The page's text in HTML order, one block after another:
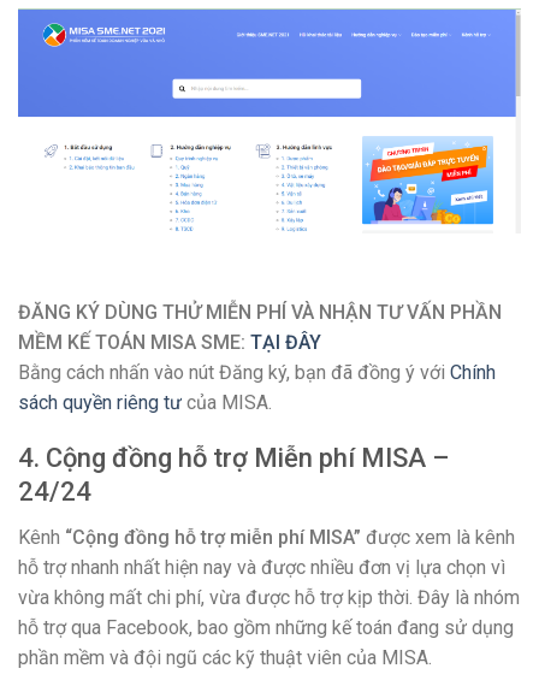
ĐĂNG KÝ DÙNG THỬ MIỄN PHÍ VÀ NHẬN TƯ VẤN PHẦN
MỀM KẾ TOÁN MISA SME: TẠI ĐÂY
Bằng cách nhấn vào nút Đăng ký, bạn đã đồng ý với Chính
sách quyền riêng tư của MISA.
4. Cộng đồng hỗ trợ Miễn phí MISA –
24/24
Kênh “Cộng đồng hỗ trợ miễn phí MISA” được xem là kênh
hỗ trợ nhanh nhất hiện nay và được nhiều đơn vị lựa chọn vì
vừa không mất chi phí, vừa được hỗ trợ kịp thời. Đây là nhóm
hỗ trợ qua Facebook, bao gồm những kế toán đang sử dụng
phần mềm và đội ngũ các kỹ thuật viên của MISA.